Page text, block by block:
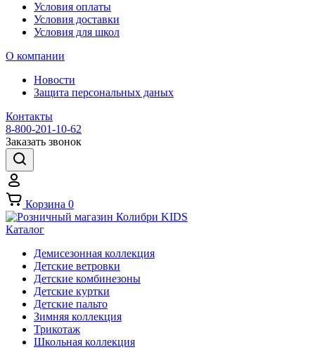
Условия оплаты
Условия доставки
Условия для школ
О компании
Новости
Защита персональных даных
Контакты
8-800-201-10-62
Заказать звонок
Корзина 0
Каталог
Демисезонная коллекция
Детские ветровки
Детские комбинезоны
Детские куртки
Детские пальто
Зимняя коллекция
Трикотаж
Школьная коллекция